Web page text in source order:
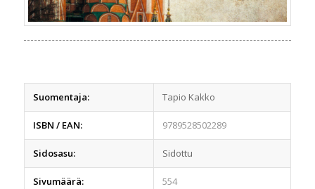
Suomentaja: Tapio Kakko
ISBN / EAN: 9789528502289
Sidosasu: Sidottu
Sivumäärä: 554